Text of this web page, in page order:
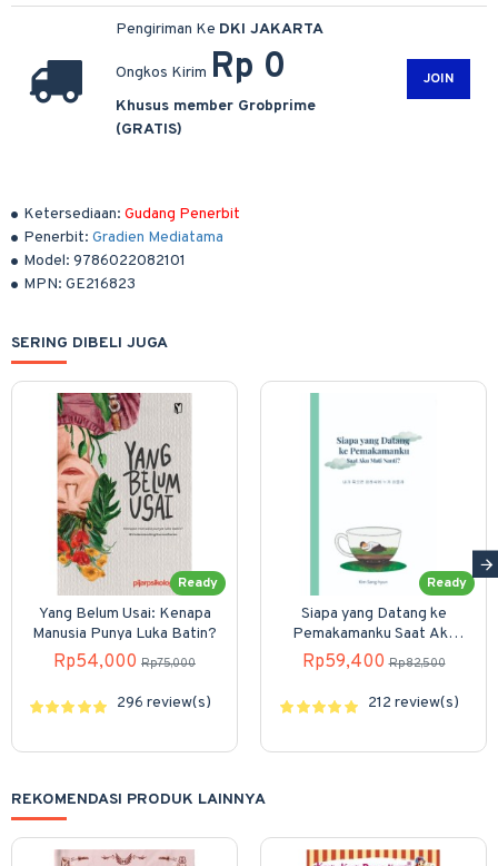
Ketersediaan: Gudang Penerbit
Penerbit: Gradien Mediatama
Model: 9786022082101
MPN: GE216823
Pengiriman Ke DKI JAKARTA
Ongkos Kirim Rp 0
Khusus member Grobprime
(GRATIS)
JOIN
SERING DIBELI JUGA
Ready
Yang Belum Usai: Kenapa
Manusia Punya Luka Batin?
Rp54,000 Rp75,000
296 review(s)
Ready
Siapa yang Datang ke
Pemakamanku Saat Aku
Mati Nanti?
Rp59,400 Rp82,500
212 review(s)
REKOMENDASI PRODUK LAINNYA